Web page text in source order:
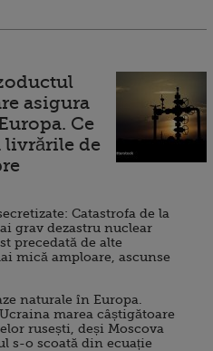
asigura
Ce
livrările de
Catastrofa de la
grav dezastru nuclear
precedată de alte
mică amploare, ascunse
naturale în Europa.
marea câștigătoare
rusești, deși Moscova
s-o scoată din ecuație